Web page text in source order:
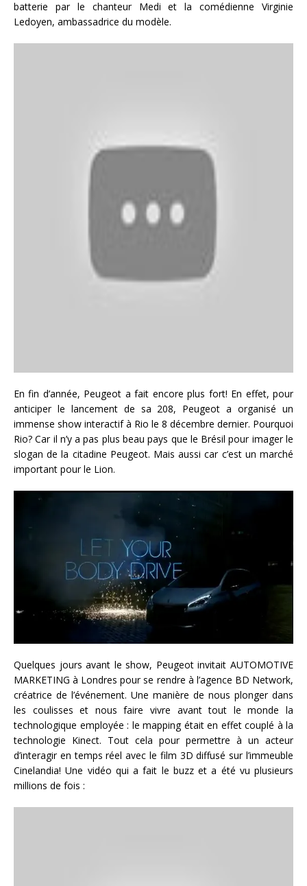
batterie par le chanteur Medi et la comédienne Virginie
Ledoyen, ambassadrice du modèle.
En fin d’année, Peugeot a fait encore plus fort! En effet, pour
anticiper le lancement de sa 208, Peugeot a organisé un
immense show interactif à Rio le 8 décembre dernier. Pourquoi
Rio? Car il n’y a pas plus beau pays que le Brésil pour imager le
slogan de la citadine Peugeot. Mais aussi car c’est un marché
important pour le Lion.
Quelques jours avant le show, Peugeot invitait AUTOMOTIVE
MARKETING à Londres pour se rendre à l’agence BD Network,
créatrice de l’événement. Une manière de nous plonger dans
les coulisses et nous faire vivre avant tout le monde la
technologique employée : le mapping était en effet couplé à la
technologie Kinect. Tout cela pour permettre à un acteur
d’interagir en temps réel avec le film 3D diffusé sur l’immeuble
Cinelandia! Une vidéo qui a fait le buzz et a été vu plusieurs
millions de fois :